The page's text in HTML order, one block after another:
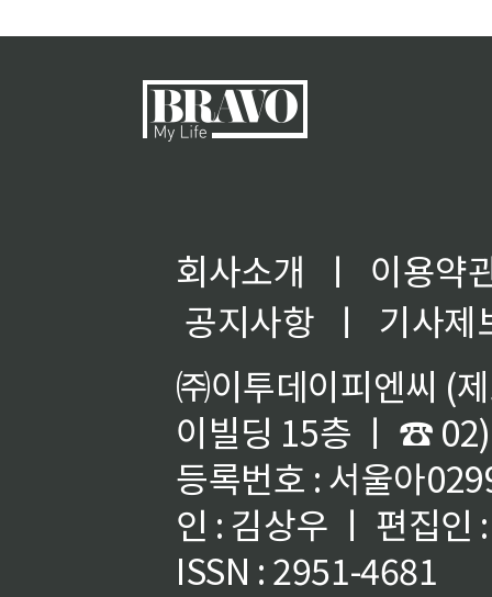
회사소개 ㅣ
이용약
공지사항
ㅣ
기사제
㈜이투데이피엔씨 (
이빌딩 15층 ㅣ ☎
등록번호 : 서울아
인 : 김상우 ㅣ 편집인
ISSN : 2951-4681